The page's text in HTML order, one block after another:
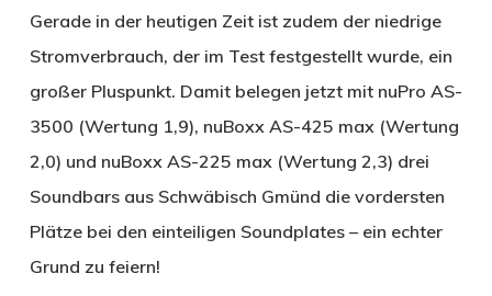
Gerade in der heutigen Zeit ist zudem der niedrige
Stromverbrauch, der im Test festgestellt wurde, ein
großer Pluspunkt. Damit belegen jetzt mit nuPro AS-
3500 (Wertung 1,9), nuBoxx AS-425 max (Wertung
2,0) und nuBoxx AS-225 max (Wertung 2,3) drei
Soundbars aus Schwäbisch Gmünd die vordersten
Plätze bei den einteiligen Soundplates – ein echter
Grund zu feiern!